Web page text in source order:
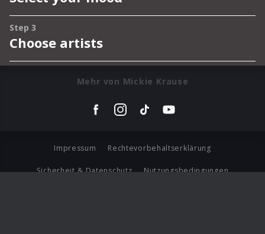
Mehr von Mickie Krause
Impressum Rechtevorbehaltserklärung
Sicherheit & Datenschutz Nutzungsbedingungen